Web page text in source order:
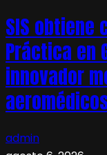
SIS obtiene
Práctica en
innovador
admin